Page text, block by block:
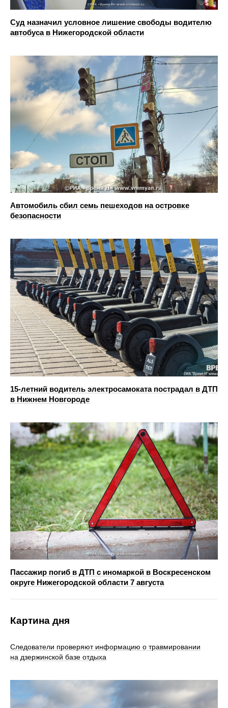
Суд назначил условное лишение свободы водителю
автобуса в Нижегородской области
Автомобиль сбил семь пешеходов на островке
безопасности
15-летний водитель электросамоката пострадал в ДТП
в Нижнем Новгороде
Пассажир погиб в ДТП с иномаркой в Воскресенском
округе Нижегородской области 7 августа
Картина дня
Следователи проверяют информацию о травмировании
на дзержинской базе отдыха